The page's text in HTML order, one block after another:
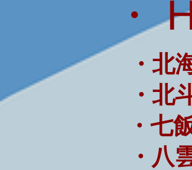
・
・北
・北
・七
・八